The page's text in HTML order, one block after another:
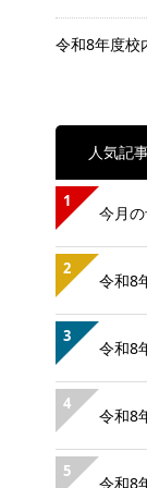
令和8年度
人気記
1
今月
2
令和8
3
令和8
4
令和8
5
令和8